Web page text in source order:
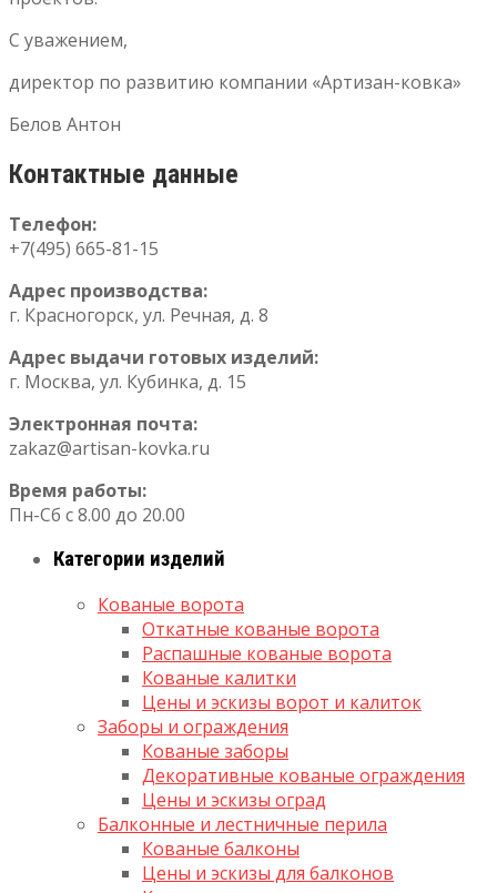
С уважением,
директор по развитию компании «Артизан-ковка»
Белов Антон
Контактные данные
Телефон:
+7(495) 665-81-15
Адрес производства:
г. Красногорск, ул. Речная, д. 8
Адрес выдачи готовых изделий:
г. Москва, ул. Кубинка, д. 15
Электронная почта:
zakaz@artisan-kovka.ru
Время работы:
Пн-Сб с 8.00 до 20.00
Категории изделий
Кованые ворота
Откатные кованые ворота
Распашные кованые ворота
Кованые калитки
Цены и эскизы ворот и калиток
Заборы и ограждения
Кованые заборы
Декоративные кованые ограждения
Цены и эскизы оград
Балконные и лестничные перила
Кованые балконы
Цены и эскизы для балконов